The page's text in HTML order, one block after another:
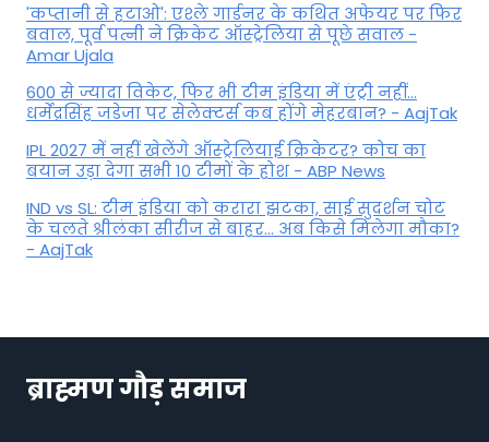
'कप्तानी से हटाओ': एश्ले गार्डनर के कथित अफेयर पर फिर
बवाल, पूर्व पत्नी ने क्रिकेट ऑस्ट्रेलिया से पूछे सवाल -
Amar Ujala
600 से ज्यादा विकेट, फिर भी टीम इंडिया में एंट्री नहीं...
धर्मेंद्रसिंह जडेजा पर सेलेक्टर्स कब होंगे मेहरबान? - AajTak
IPL 2027 में नहीं खेलेंगे ऑस्ट्रेलियाई क्रिकेटर? कोच का
बयान उड़ा देगा सभी 10 टीमों के होश - ABP News
IND vs SL: टीम इंड‍िया को करारा झटका, साई सुदर्शन चोट
के चलते श्रीलंका सीरीज से बाहर... अब किसे म‍िलेगा मौका?
- AajTak
ब्राह्मण गौड़ समाज